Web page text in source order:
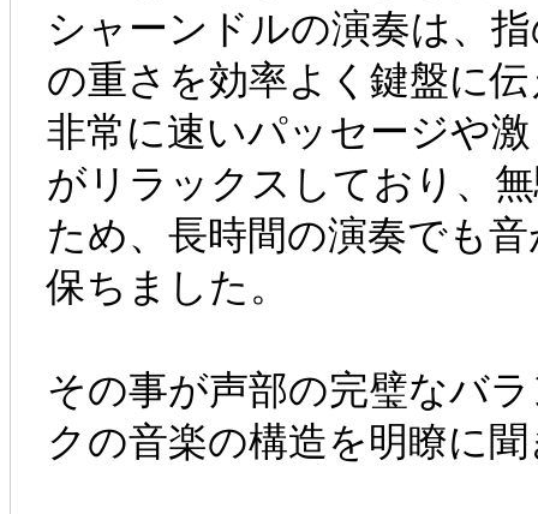
シャーンドルの演奏は、
の重さを効率よく鍵盤に
非常に速いパッセージや
がリラックスしており、
ため、長時間の演奏でも
保ちました。
その事が声部の完璧なバ
クの音楽の構造を明瞭に